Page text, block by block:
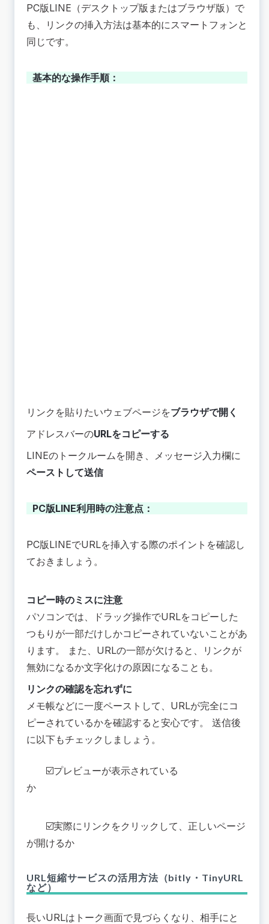
PC版LINE（デスクトップ版またはブラウザ版）で
も、リンクの挿入方法は基本的にスマートフォンと
同じです。
基本的な操作手順：
リンクを貼りたいウェブページをブラウザで開く
アドレスバーのURLをコピーする
LINEのトークルームを開き、メッセージ入力欄に
ペーストして送信
PC版LINE利用時の注意点：
PC版LINEでURLを挿入する際のポイントを確認し
ておきましょう。
コピー時のミスに注意
パソコンでは、ドラッグ操作でURLをコピーした
つもりが一部だけしかコピーされていないことがあ
ります。 また、URLの一部が欠けると、リンクが
無効になるか文字化けの原因になることも。
リンクの確認を忘れずに
メモ帳などに一度ペーストして、URLが完全にコ
ピーされているかを確認すると安心です。 送信後
に以下もチェックしましょう。
☑️プレビューが表示されている
か
☑️実際にリンクをクリックして、正しいページ
が開けるか
URL短縮サービスの活用方法（bitly・TinyURL
など）
長いURLはトーク画面で見づらくなり、相手にと